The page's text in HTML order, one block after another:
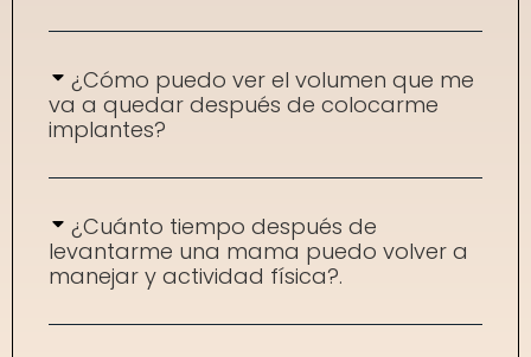
¿Cómo puedo ver el volumen que me
va a quedar después de colocarme
implantes?
¿Cuánto tiempo después de
levantarme una mama puedo volver a
manejar y actividad física?.